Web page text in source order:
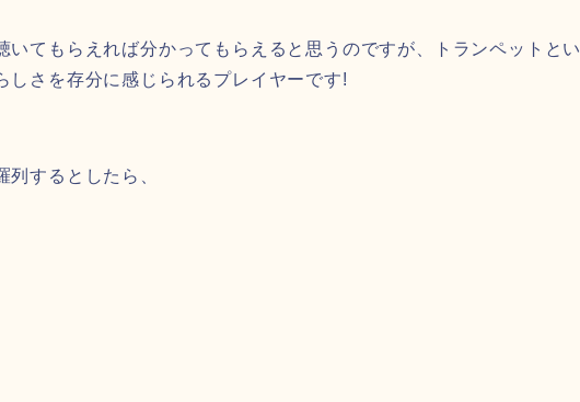
いてもらえれば分かってもらえると思うのですが、トランペットとい
しさを存分に感じられるプレイヤーです!
するとしたら、